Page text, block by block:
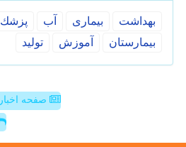
بهداشت بیماری آب پزشك
بیمارستان
آموزش تولید
صفحه اخبار